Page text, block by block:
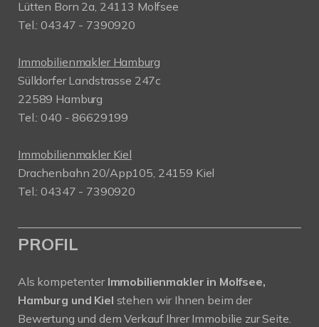
Lütten Born 2a, 24113 Molfsee
Tel.: 04347 - 7390920
Immobilienmakler Hamburg
Sülldorfer Landstrasse 247c
22589 Hamburg
Tel.: 040 - 86629199
Immobilienmakler Kiel
Drachenbahn 20/App105, 24159 Kiel
Tel.: 04347 - 7390920
PROFIL
Als kompetenter Immobilienmakler in Molfsee,
Hamburg und Kiel stehen wir Ihnen beim der
Bewertung und dem Verkauf Ihrer Immobilie zur Seite.